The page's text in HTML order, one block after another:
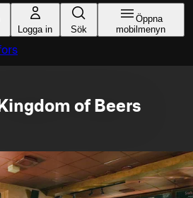
Logga in Sök
Öppna
mobilmenyn
of Beers